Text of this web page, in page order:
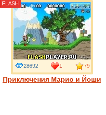
Приключения Марио и Йоши
28692 1 79
FLASH